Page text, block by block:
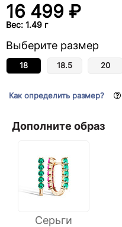
16 499 ₽
Вес: 1.49 г
Выберите размер
18 18.5 20
Как определить размер?
Дополните образ
Серьги